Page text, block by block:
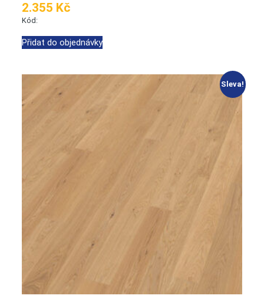
2.355 Kč
Kód:
Přidat do objednávky
Sleva!